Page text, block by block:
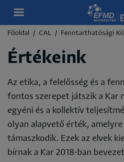
Morzsa
Főoldal CAL Fenntarthatósági
Értékeink
Az etika, a felelősség és a
fontos szerepet játszik a Kar
egyéni és a kollektív
olyan alapvető érték, amelyre
támaszkodik. Ezek az elvek
bírnak a Kar 2018-ban